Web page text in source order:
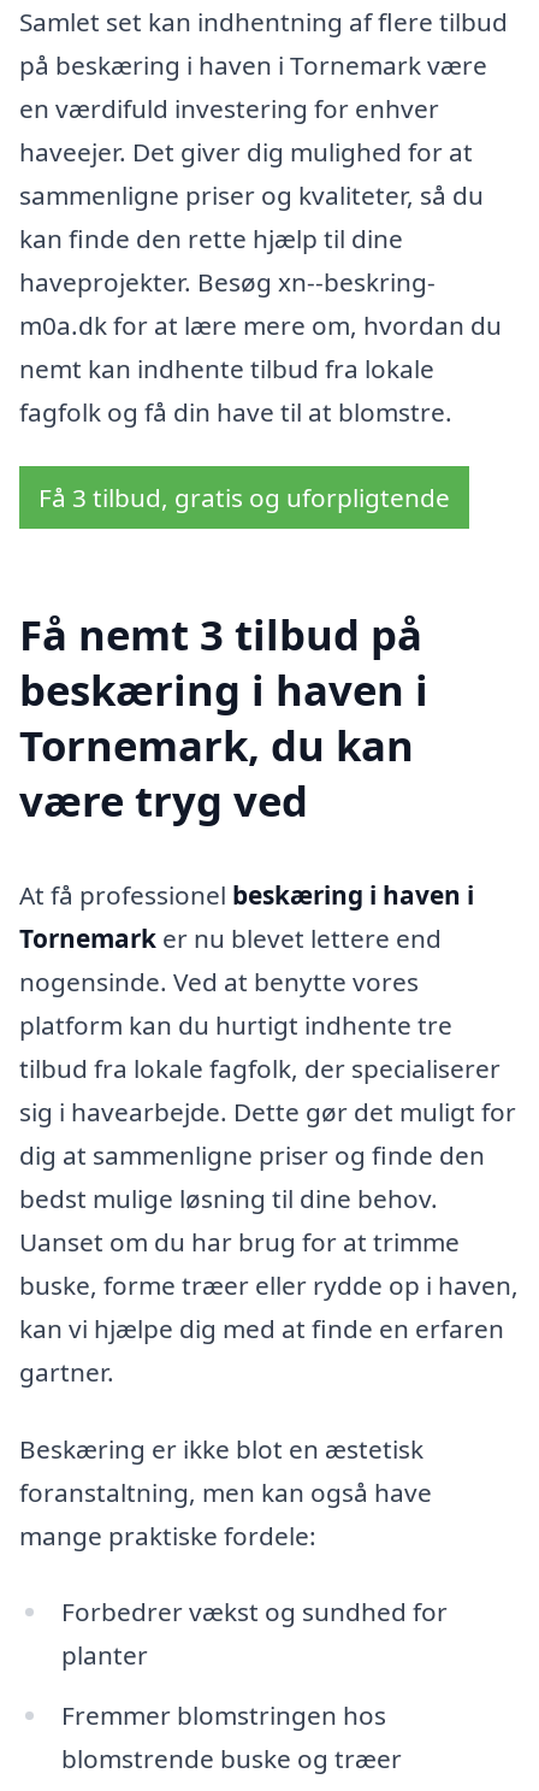
Samlet set kan indhentning af flere tilbud
på beskæring i haven i Tornemark være
en værdifuld investering for enhver
haveejer. Det giver dig mulighed for at
sammenligne priser og kvaliteter, så du
kan finde den rette hjælp til dine
haveprojekter. Besøg xn--beskring-
m0a.dk for at lære mere om, hvordan du
nemt kan indhente tilbud fra lokale
fagfolk og få din have til at blomstre.
Få 3 tilbud, gratis og uforpligtende
Få nemt 3 tilbud på
beskæring i haven i
Tornemark, du kan
være tryg ved
At få professionel beskæring i haven i
Tornemark er nu blevet lettere end
nogensinde. Ved at benytte vores
platform kan du hurtigt indhente tre
tilbud fra lokale fagfolk, der specialiserer
sig i havearbejde. Dette gør det muligt for
dig at sammenligne priser og finde den
bedst mulige løsning til dine behov.
Uanset om du har brug for at trimme
buske, forme træer eller rydde op i haven,
kan vi hjælpe dig med at finde en erfaren
gartner.
Beskæring er ikke blot en æstetisk
foranstaltning, men kan også have
mange praktiske fordele:
Forbedrer vækst og sundhed for
planter
Fremmer blomstringen hos
blomstrende buske og træer